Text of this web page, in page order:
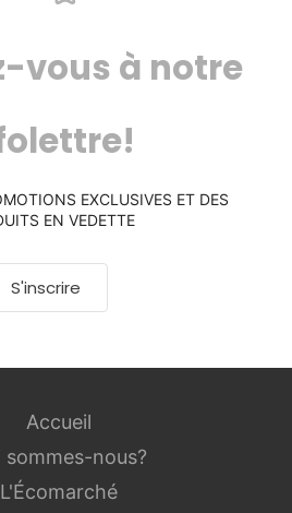
vous à notre
EXCLUSIVES ET DES
EN VEDETTE
S'inscrire
Accueil
sommes-nous?
L'Écomarché